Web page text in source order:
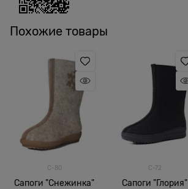
Похожие товары
С-80
Сапоги "Снежинка"
С-72
Сапоги "Глория"